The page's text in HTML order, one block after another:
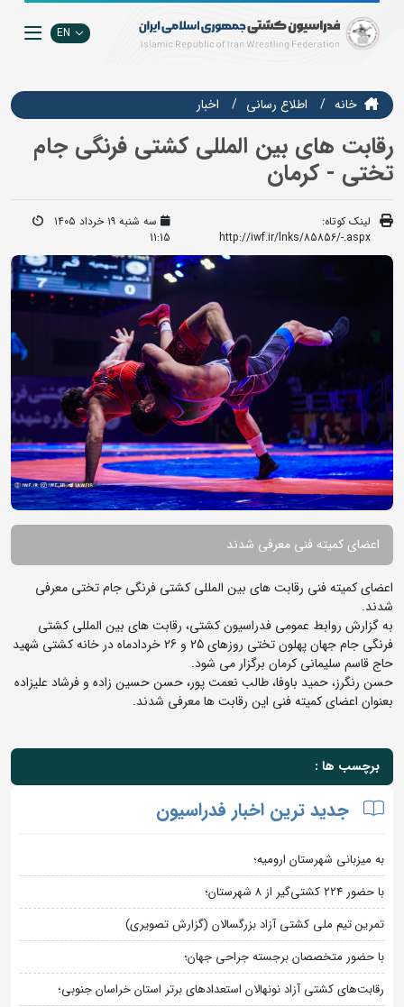
EN
خانه اطلاع رسانی اخبار
رقابت های بین المللی کشتی فرنگی جام
تختی - کرمان
لینک کوتاه:
http://iwf.ir/lnks/85856/-.aspx
سه شنبه ۱۹ خرداد ۱۴۰۵
11:15
اعضای کمیته فنی معرفی شدند
اعضای کمیته فنی رقابت های بین المللی کشتی فرنگی جام تختی معرفی
شدند.
به گزارش روابط عمومی فدراسیون کشتی، رقابت های بین المللی کشتی
فرنگی جام جهان پهلون تختی روزهای 25 و 26 خردادماه در خانه کشتی شهید
حاج قاسم سلیمانی کرمان برگزار می شود.
حسن رنگرز، حمید باوفا، طالب نعمت پور، حسن حسین زاده و فرشاد علیزاده
بعنوان اعضای کمیته فنی این رقابت ها معرفی شدند.
برچسب ها :
جدید ترین اخبار فدراسیون
به میزبانی شهرستان ارومیه؛
با حضور ۲۲۴ کشتی‌گیر از ۸ شهرستان؛
تمرین تیم ملی کشتی آزاد بزرگسالان (گزارش تصویری)
با حضور متخصصان برجسته جراحی جهان؛
رقابت‌های کشتی آزاد نونهالان استعدادهای برتر استان خراسان جنوبی؛